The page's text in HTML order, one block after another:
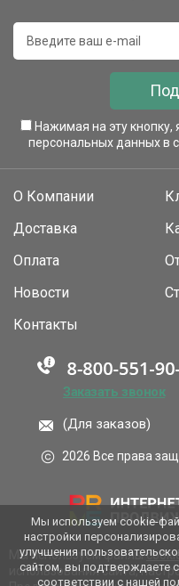
Нажимая на эту кнопку,
персональных данных в
О Компании
Доставка
Оплата
Новости
Контакты
Заказать звонок
(Для заказов)
2026 Все права
Мы используем файлы
использования сайта,
Мы используем cookie-
настройки
улучшения
сайтом, вы подтверждаете
соответствии с нашей